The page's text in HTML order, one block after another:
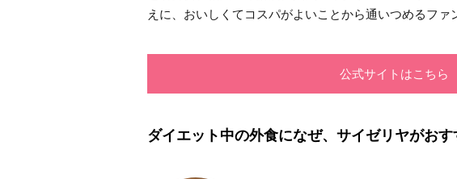
えに、おいしくてコスパがよいことから通いつめるファ
公式サイトはこちら
ダイエット中の外食になぜ、サイゼリヤがおす